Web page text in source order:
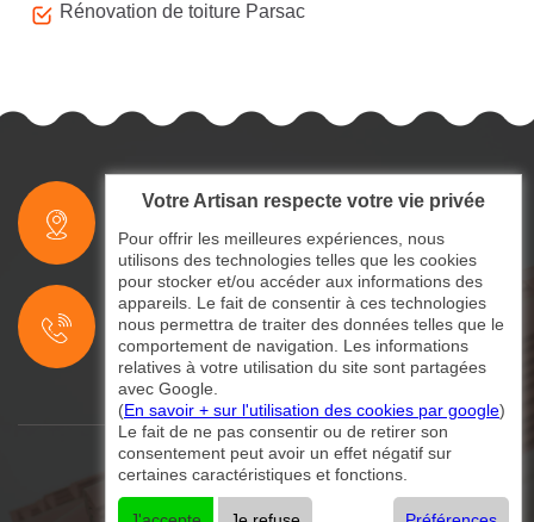
Rénovation de toiture Parsac
indisponible
indisponible
©2024 - 2026 Tout droit réservé
Mentions légales-Contactez-nous
Votre Artisan respecte votre vie privée
Pour offrir les meilleures expériences, nous
utilisons des technologies telles que les cookies
pour stocker et/ou accéder aux informations des
appareils. Le fait de consentir à ces technologies
nous permettra de traiter des données telles que le
comportement de navigation. Les informations
relatives à votre utilisation du site sont partagées
avec Google.
(En savoir + sur l'utilisation des cookies par google)
Le fait de ne pas consentir ou de retirer son
consentement peut avoir un effet négatif sur
certaines caractéristiques et fonctions.